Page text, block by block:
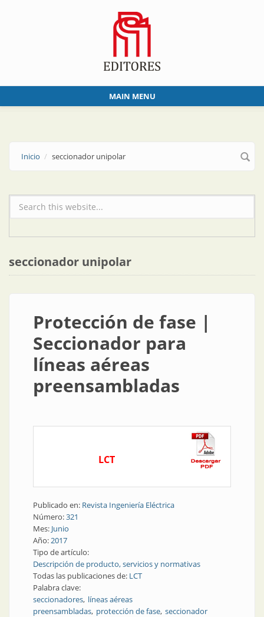
MAIN MENU
Inicio seccionador unipolar
Formulario de búsqueda
seccionador unipolar
Protección de fase |
Seccionador para
líneas aéreas
preensambladas
LCT
Publicado en: Revista Ingeniería Eléctrica
Número:321
Mes: Junio
Año:2017
Tipo de artículo:
Descripción de producto, servicios y normativas
Todas las publicaciones de: LCT
Palabra clave:
seccionadores líneas aéreas
preensambladas protección de fase seccionador